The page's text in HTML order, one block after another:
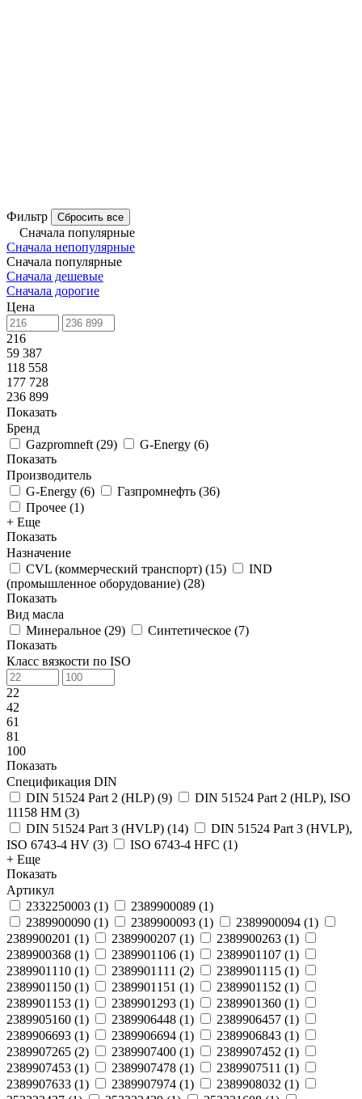
Фильтр Сбросить все
Сначала популярные
Сначала непопулярные
Сначала популярные
Сначала дешевые
Сначала дорогие
Цена
216
59 387
118 558
177 728
236 899
Показать
Бренд
Gazpromneft (29) G-Energy (6)
Показать
Производитель
G-Energy (6) Газпромнефть (36)
Прочее (1)
+ Еще
Показать
Назначение
CVL (коммерческий транспорт) (15)
IND
(промышленное оборудование) (28)
Показать
Вид масла
Минеральное (29) Синтетическое (7)
Показать
Класс вязкости по ISO
22
42
61
81
100
Показать
Спецификация DIN
DIN 51524 Part 2 (HLP) (9)
DIN 51524 Part 2 (HLP), ISO
11158 HM (3)
DIN 51524 Part 3 (HVLP) (14)
DIN 51524 Part 3 (HVLP),
ISO 6743-4 HV (3) ISO 6743-4 HFC (1)
+ Еще
Показать
Артикул
2332250003 (1) 2389900089 (1)
2389900090 (1) 2389900093 (1) 2389900094 (1)
2389900201 (1) 2389900207 (1) 2389900263 (1)
2389900368 (1) 2389901106 (1) 2389901107 (1)
2389901110 (1) 2389901111 (2) 2389901115 (1)
2389901150 (1) 2389901151 (1) 2389901152 (1)
2389901153 (1) 2389901293 (1) 2389901360 (1)
2389905160 (1) 2389906448 (1) 2389906457 (1)
2389906693 (1) 2389906694 (1) 2389906843 (1)
2389907265 (2) 2389907400 (1) 2389907452 (1)
2389907453 (1) 2389907478 (1) 2389907511 (1)
2389907633 (1) 2389907974 (1) 2389908032 (1)